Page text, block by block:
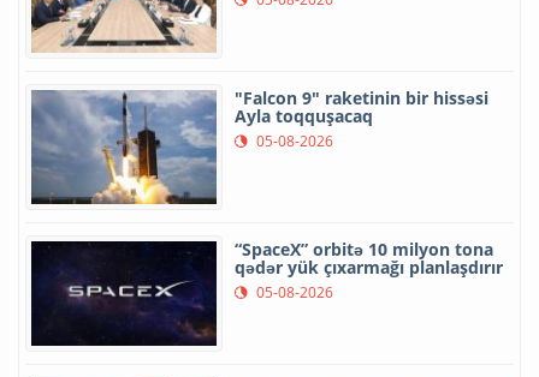
"Falcon 9" raketinin bir hissəsi
Ayla toqquşacaq
05-08-2026
“SpaceX” orbitə 10 milyon tona
qədər yük çıxarmağı planlaşdırır
05-08-2026